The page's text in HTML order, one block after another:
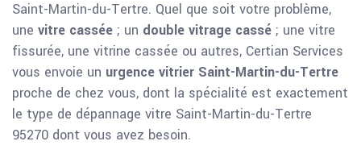
Saint-Martin-du-Tertre. Quel que soit votre problème,
une vitre cassée ; un double vitrage cassé ; une vitre
fissurée, une vitrine cassée ou autres, Certian Services
vous envoie un urgence vitrier Saint-Martin-du-Tertre
proche de chez vous, dont la spécialité est exactement
le type de dépannage vitre Saint-Martin-du-Tertre
95270 dont vous avez besoin.